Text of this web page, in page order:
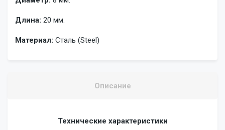
Длина: 20 мм.
Материал: Сталь (Steel)
Описание
Технические характеристики